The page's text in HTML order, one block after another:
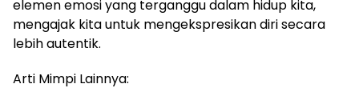
elemen emosi yang terganggu dalam hidup kita,
mengajak kita untuk mengekspresikan diri secara
lebih autentik.
Arti Mimpi Lainnya: